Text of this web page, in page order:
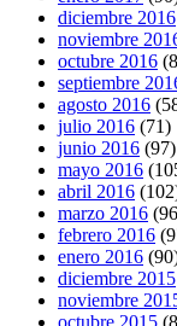
diciembre 2016
noviembre
octubre 2016
septiembre
agosto 2016
julio 2016 (71)
junio 2016 (97)
mayo 2016
abril 2016
marzo 2016
febrero 2016
enero 2016
diciembre 2015
noviembre
octubre 2015